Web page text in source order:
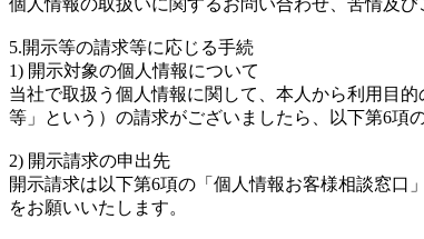
5.開示等の請求等に応じる手続
1) 開示対象の個人情報について
当社で取扱う個人情報に関して、本人から利用目
等」という）の請求がございましたら、以下第6項
2) 開示請求の申出先
開示請求は以下第6項の「個人情報お客様相談窓口
をお願いいたします。